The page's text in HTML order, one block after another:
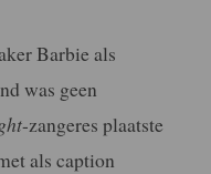
Barbie als
was geen
-zangeres plaatste
als caption